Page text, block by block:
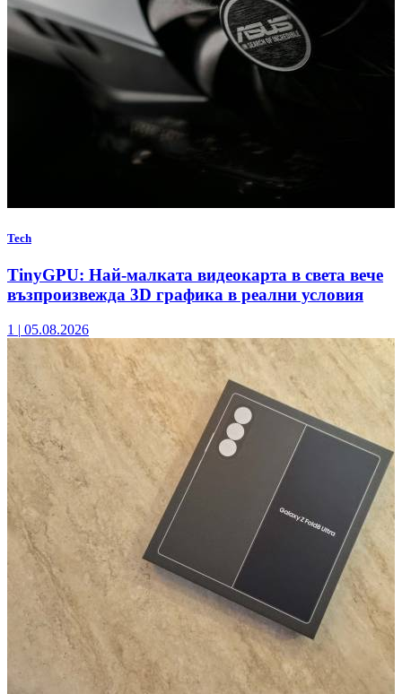
Tech
TinyGPU: Най-малката видеокарта в света вече
възпроизвежда 3D графика в реални условия
1 | 05.08.2026